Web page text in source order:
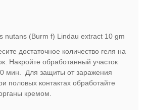
nutans (Burm f) Lindau extract 10 gm
достаточное количество геля на
Накройте обработанный участок
мин. Для защиты от заражения
половых контактах обработайте
кремом.